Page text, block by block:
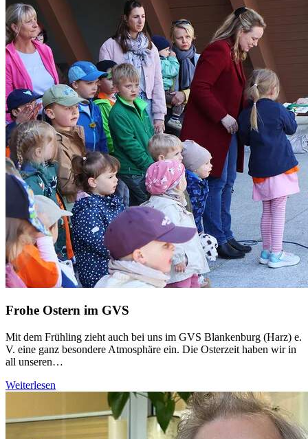
Frohe Ostern im GVS
Mit dem Frühling zieht auch bei uns im GVS Blankenburg (Harz) e.
V. eine ganz besondere Atmosphäre ein. Die Osterzeit haben wir in
all unseren…
Weiterlesen